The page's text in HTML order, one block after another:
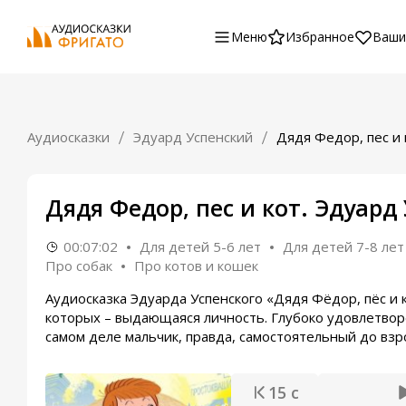
Меню Избранное
Аудиосказки Эдуард Успенский Дядя Федор, пес и
Дядя Федор, пес и кот. Эдуард
00:07:02 Для детей 5-6 лет
Для детей 7-8 лет
Про собак
Про котов и кошек
Аудиосказка Эдуарда Успенского «Дядя Фёдор, пёс
которых – выдающаяся личность. Глубоко
самом деле мальчик, правда, самостоятельный до
15 с